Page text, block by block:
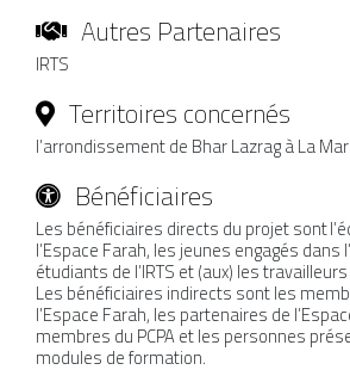
Autres Partenaires
IRTS
Territoires concernés
l’arrondissement de Bhar Lazrag à La
Bénéficiaires
Les bénéficiaires directs du projet sont
l’Espace Farah, les jeunes engagés dans
étudiants de l’IRTS et (aux) les
Les bénéficiaires indirects sont les
l’Espace Farah, les partenaires de
membres du PCPA et les personnes
modules de formation.